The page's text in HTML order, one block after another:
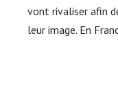
vont rivaliser afin
leur image. En